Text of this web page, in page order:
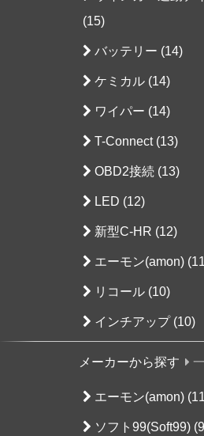
(15)
バッテリー (14)
ケミカル (14)
ワイパー (14)
T-Connect (13)
OBD2接続 (13)
LED (12)
新型C-HR (12)
エーモン(amon)
リコール (10)
インチアップ (10)
メーカーから探す
エーモン(amon)
ソフト99(Soft99)